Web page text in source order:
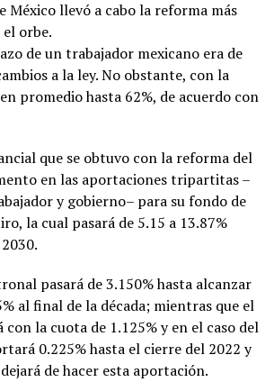
México llevó a cabo la reforma más
orbe.
de un trabajador mexicano era de
a la ley. No obstante, con la
promedio hasta 62%, de acuerdo con
que se obtuvo con la reforma del
en las aportaciones tripartitas –
y gobierno– para su fondo de
la cual pasará de 5.15 a 13.87%
pasará de 3.150% hasta alcanzar
al final de la década; mientras que el
la cuota de 1.125% y en el caso del
0.225% hasta el cierre del 2022 y
de hacer esta aportación.